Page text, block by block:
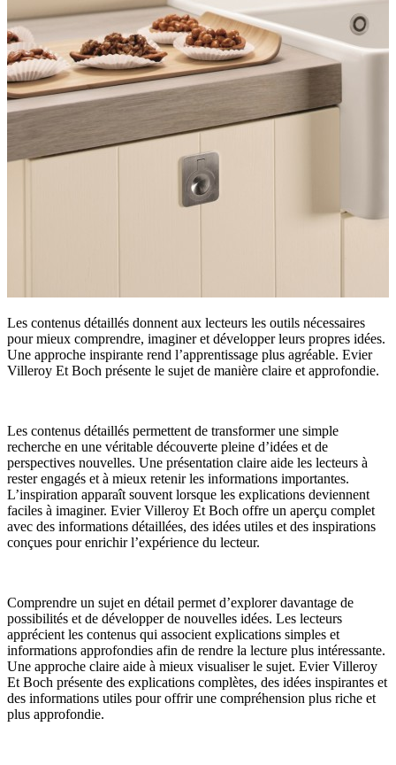
Les contenus détaillés donnent aux lecteurs les outils nécessaires
pour mieux comprendre, imaginer et développer leurs propres idées.
Une approche inspirante rend l’apprentissage plus agréable. Evier
Villeroy Et Boch présente le sujet de manière claire et approfondie.
Les contenus détaillés permettent de transformer une simple
recherche en une véritable découverte pleine d’idées et de
perspectives nouvelles. Une présentation claire aide les lecteurs à
rester engagés et à mieux retenir les informations importantes.
L’inspiration apparaît souvent lorsque les explications deviennent
faciles à imaginer. Evier Villeroy Et Boch offre un aperçu complet
avec des informations détaillées, des idées utiles et des inspirations
conçues pour enrichir l’expérience du lecteur.
Comprendre un sujet en détail permet d’explorer davantage de
possibilités et de développer de nouvelles idées. Les lecteurs
apprécient les contenus qui associent explications simples et
informations approfondies afin de rendre la lecture plus intéressante.
Une approche claire aide à mieux visualiser le sujet. Evier Villeroy
Et Boch présente des explications complètes, des idées inspirantes et
des informations utiles pour offrir une compréhension plus riche et
plus approfondie.